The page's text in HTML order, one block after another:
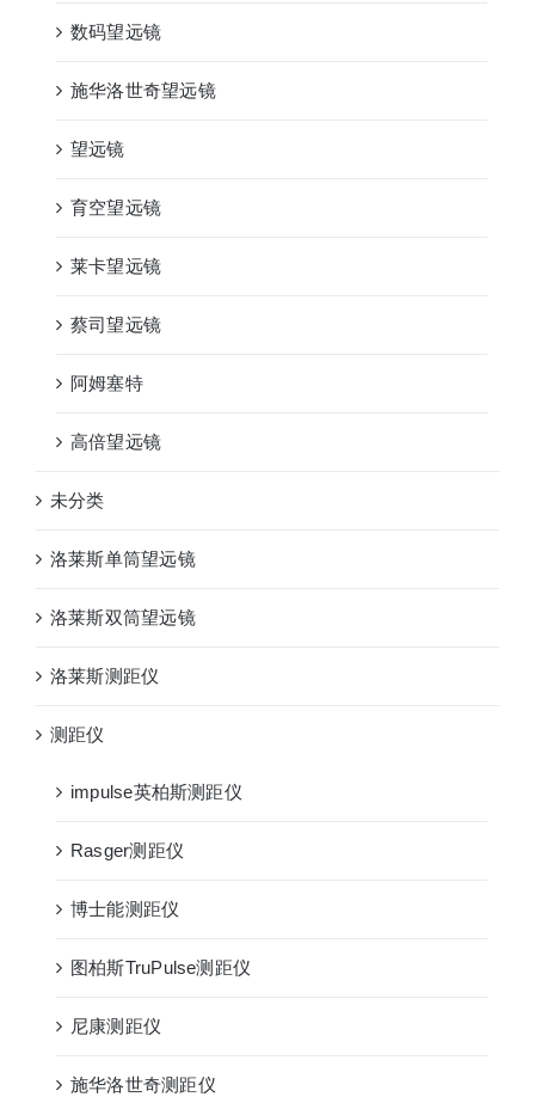
数码望远镜
施华洛世奇望远镜
望远镜
育空望远镜
莱卡望远镜
蔡司望远镜
阿姆塞特
高倍望远镜
未分类
洛莱斯单筒望远镜
洛莱斯双筒望远镜
洛莱斯测距仪
测距仪
impulse英柏斯测距仪
Rasger测距仪
博士能测距仪
图柏斯TruPulse测距仪
尼康测距仪
施华洛世奇测距仪